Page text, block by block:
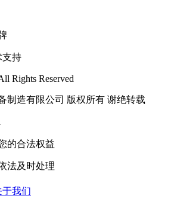
支持
Rights Reserved
制造有限公司 版权所有 谢绝转载
的合法权益
法及时处理
于我们